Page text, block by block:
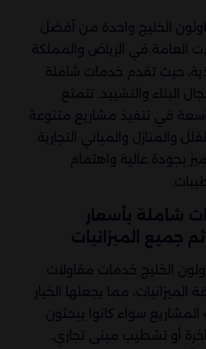
الخليج واحدة من أفضل
العامة في الرياض والمملكة
حيث تقدم خدمات شاملة
البناء والتشييد. تتمتع
في تنفيذ مشاريع متنوعة
والمنازل والمباني التجارية
بجودة عالية واهتمام
شاملة بأسعار
جميع الميزانيات
الخليج خدمات مقاولات
الميزانيات، مما يجعلها الخيار
المشاريع سواء كانوا يبحثون
أو تشطيب مبنى تجاري.